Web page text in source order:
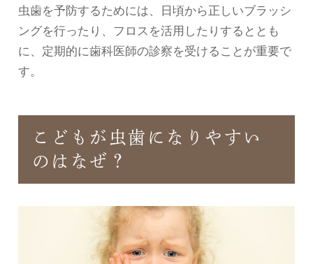
虫歯を予防するためには、日頃から正しいブラッシ
ングを行ったり、フロスを活用したりするととも
に、定期的に歯科医師の診察を受けることが重要で
す。
こどもが虫歯になりやすい
のはなぜ？